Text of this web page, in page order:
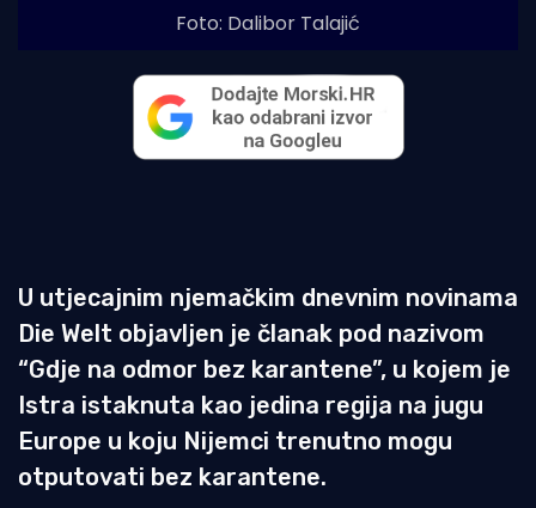
Foto: Dalibor Talajić
U utjecajnim njemačkim dnevnim novinama
Die Welt objavljen je članak pod nazivom
“Gdje na odmor bez karantene”, u kojem je
Istra istaknuta kao jedina regija na jugu
Europe u koju Nijemci trenutno mogu
otputovati bez karantene.